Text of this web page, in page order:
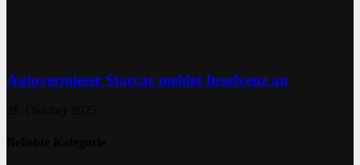
Autovermieter Starcar meldet Insolvenz an